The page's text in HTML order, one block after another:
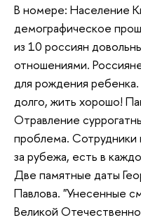
В номере: Население
демографическое
из 10 россиян
отношениями.
для рождения
долго, жить хорошо!
Отравление
проблема. Сотрудники
за рубежа, есть в
Две памятные даты
Павлова. "Унесенные
Великой